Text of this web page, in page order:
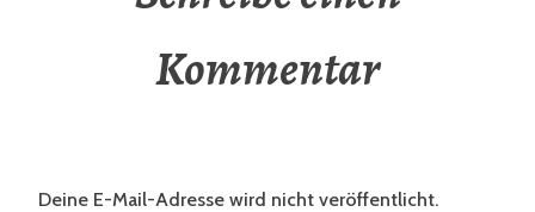
Kommentar
Deine E-Mail-Adresse wird nicht veröffentlicht.